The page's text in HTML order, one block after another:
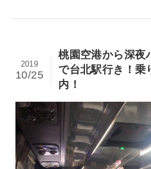
桃園空港から深夜
で台北駅行き！乗
内！
2019
10/25